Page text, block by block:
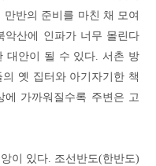
반의 준비를 마친 채 모여
산에 인파가 너무 몰린다
대안이 될 수 있다. 서촌 방
옛 집터와 아기자기한 책
가까워질수록 주변은 고
이 있다. 조선반도(한반도)